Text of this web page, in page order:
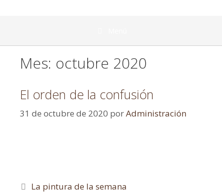
Mes: octubre 2020
El orden de la confusión
31 de octubre de 2020 porAdministración
La pintura de la semana